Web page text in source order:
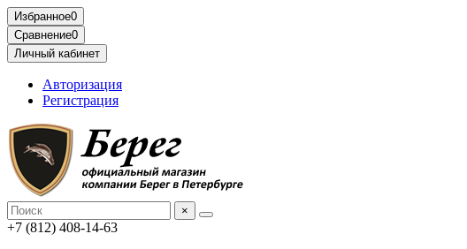
Избранное0
Сравнение0
Личный кабинет
Авторизация
Регистрация
×
+7 (812) 408-14-63